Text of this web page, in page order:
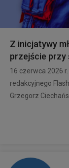
Z inicjatywy
przejście przy
16 czerwca 2026
redakcyjnego
Grzegorz